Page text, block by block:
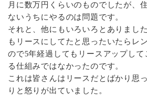
月に数万円くらいのものでしたが、
ないうちにやるのは問題です。
それと、他にもいろいろとありまし
もリースにしてたと思ったいたらレ
ので5年経過してもリースアップして
る仕組みではなかったのです。
これは皆さんはリースだとばかり思
りと怒りが出ていました。